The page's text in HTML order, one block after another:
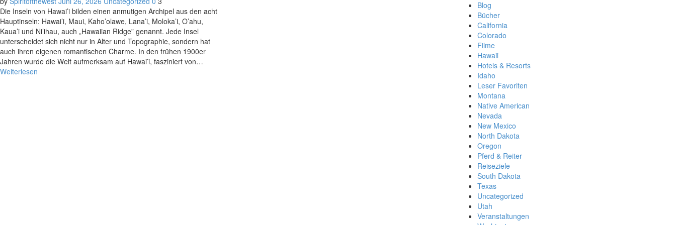
Die Inseln von Hawai’i bilden einen anmutigen Archipel aus den acht
Hauptinseln: Hawai’i, Maui, Kaho’olawe, Lana’i, Moloka’i, O’ahu,
Kaua’i und Ni’ihau, auch „Hawaiian Ridge” genannt. Jede Insel
unterscheidet sich nicht nur in Alter und Topographie, sondern hat
auch ihren eigenen romantischen Charme. In den frühen 1900er
Jahren wurde die Welt aufmerksam auf Hawai’i, fasziniert von…
Weiterlesen
Blog
Bücher
California
Colorado
Filme
Hawaii
Hotels & Resorts
Idaho
Leser Favoriten
Montana
Native American
Nevada
New Mexico
North Dakota
Oregon
Pferd & Reiter
Reiseziele
South Dakota
Texas
Uncategorized
Utah
Veranstaltungen